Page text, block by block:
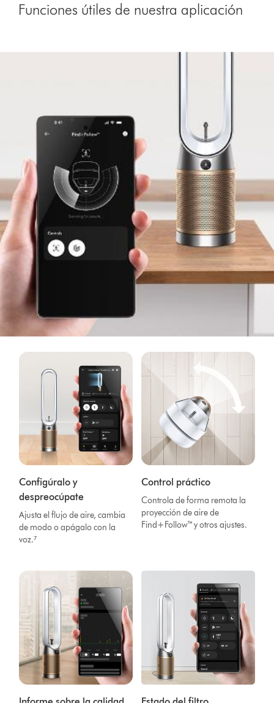
Funciones útiles de nuestra aplicación
Configúralo y
despreocúpate
Ajusta el flujo de aire, cambia
de modo o apágalo con la
voz.⁷
Control práctico
Controla de forma remota la
proyección de aire de
Find+Follow™ y otros ajustes.